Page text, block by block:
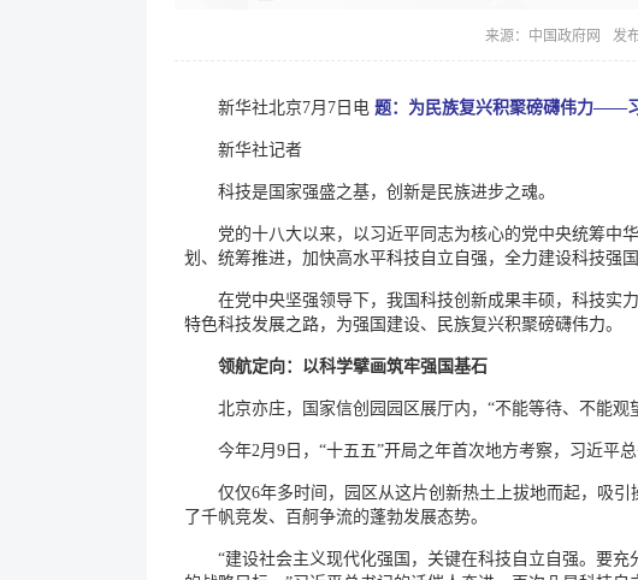
来源： 中国政府网 发
新华社北京7月7日电 题：为民族复兴积聚磅礴伟力——
新华社记者
科技是国家强盛之基，创新是民族进步之魂。
党的十八大以来，以习近平同志为核心的党中央统筹中
划、统筹推进，加快高水平科技自立自强，全力建设科技强国
在党中央坚强领导下，我国科技创新成果丰硕，科技实
特色科技发展之路，为强国建设、民族复兴积聚磅礴伟力。
领航定向：以科学擘画筑牢强国基石
北京亦庄，国家信创园园区展厅内，“不能等待、不能观
今年2月9日，“十五五”开局之年首次地方考察，习近平
仅仅6年多时间，园区从这片创新热土上拔地而起，吸
了千帆竞发、百舸争流的蓬勃发展态势。
“建设社会主义现代化强国，关键在科技自立自强。要